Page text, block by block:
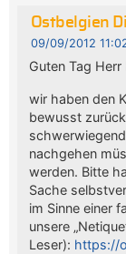
Ostbelgien
09/09/2012
Guten Tag Herr
wir haben den
bewusst
nachgehen
werden. Bitte
Sache
im Sinne einer
unsere
Leser): https://